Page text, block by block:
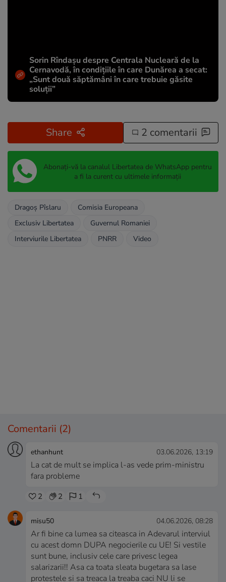
Sorin Rîndașu despre Centrala Nucleară de la
Cernavodă, în condițiile în care Dunărea a secat:
„Sunt două săptămâni în care trebuie găsite
soluții”
Share 2 comentarii
Abonați-vă la canalul Libertatea de WhatsApp pentru
a fi la curent cu ultimele informații
Dragoș Pîslaru
Comisia Europeana
Exclusiv Libertatea
Guvernul Romaniei
Interviurile Libertatea
PNRR Video
Comentarii (2)
ethanhunt 03.06.2026, 13:19
La cat de mult se implica l-as vede prim-ministru
fara probleme
2 2 1
misu50 04.06.2026, 08:28
Ar fi bine ca lumea sa citeasca in Adevarul interviul
cu acest domn DUPA negocierile cu UE! Si vestile
sunt bune, inclusiv cele care privesc legea
salarizarii!! Asa ca toata sleata bugetara sa lase
protestele si sa treaca la treaba caci NU li se